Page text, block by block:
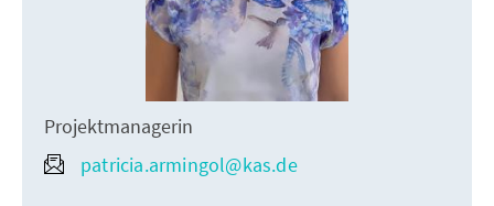
Projektmanagerin
patricia.armingol@kas.de